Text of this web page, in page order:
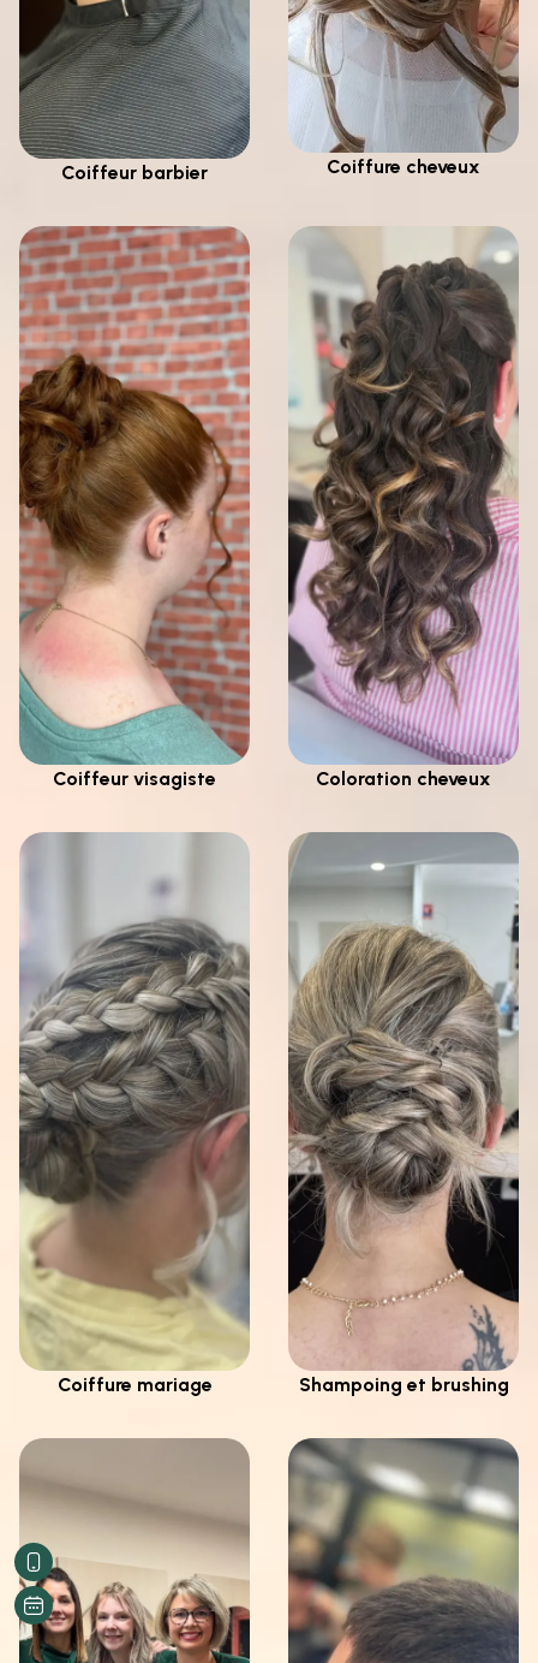
Coiffeur barbier Coiffure cheveux
Coiffeur visagiste Coloration cheveux
Coiffure mariage Shampoing et brushing